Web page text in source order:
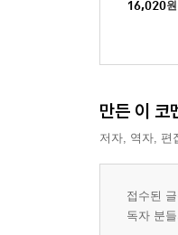
16,020원
만든 이 코
저자, 역자, 편
접수된
독자 분